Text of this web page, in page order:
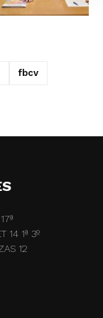
fbcv
14 1ª 3º
12